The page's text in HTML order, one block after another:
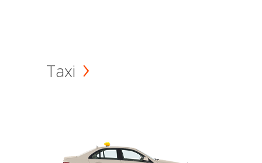
Taxi